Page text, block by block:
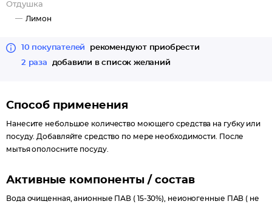
Отдушка
Лимон
10 покупателей
рекомендуют приобрести
2 раза
добавили в список желаний
Способ применения
Нанесите небольшое количество моющего средства на губку или
посуду. Добавляйте средство по мере необходимости. После
мытья ополосните посуду.
Активные компоненты / состав
Вода очищенная, анионные ПАВ ( 15-30%), неионогенные ПАВ ( не